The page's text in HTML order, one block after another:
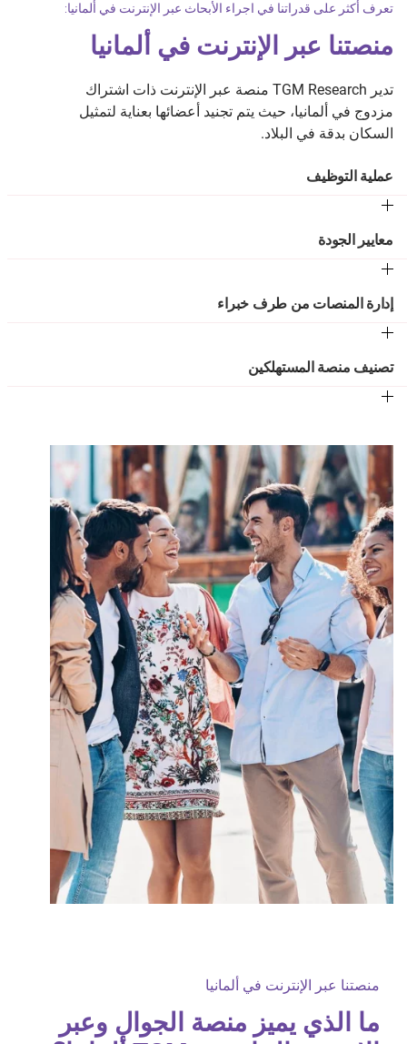
تعرف أكثر على قدراتنا في اجراء الأبحاث عبر الإنترنت في ألمانيا:
منصتنا عبر الإنترنت في ألمانيا
تدير TGM Research منصة عبر الإنترنت ذات اشتراك
مزدوج في ألمانيا، حيث يتم تجنيد أعضائها بعناية لتمثيل
السكان بدقة في البلاد.
عملية التوظيف
معايير الجودة
إدارة المنصات من طرف خبراء
تصنيف منصة المستهلكين
منصتنا عبر الإنترنت في ألمانيا
ما الذي يميز منصة الجوال وعبر